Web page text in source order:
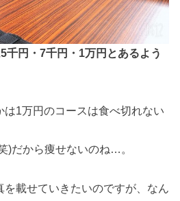
千円・7千円・1万円とあるよう
は1万円のコースは食べ切れない
)だから痩せないのね…。
を載せていきたいのですが、なん